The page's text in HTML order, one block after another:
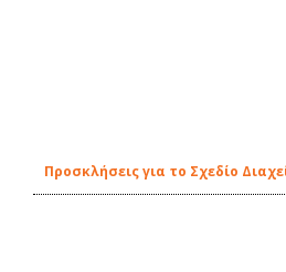
Προσκλήσεις για το Σχεδίο